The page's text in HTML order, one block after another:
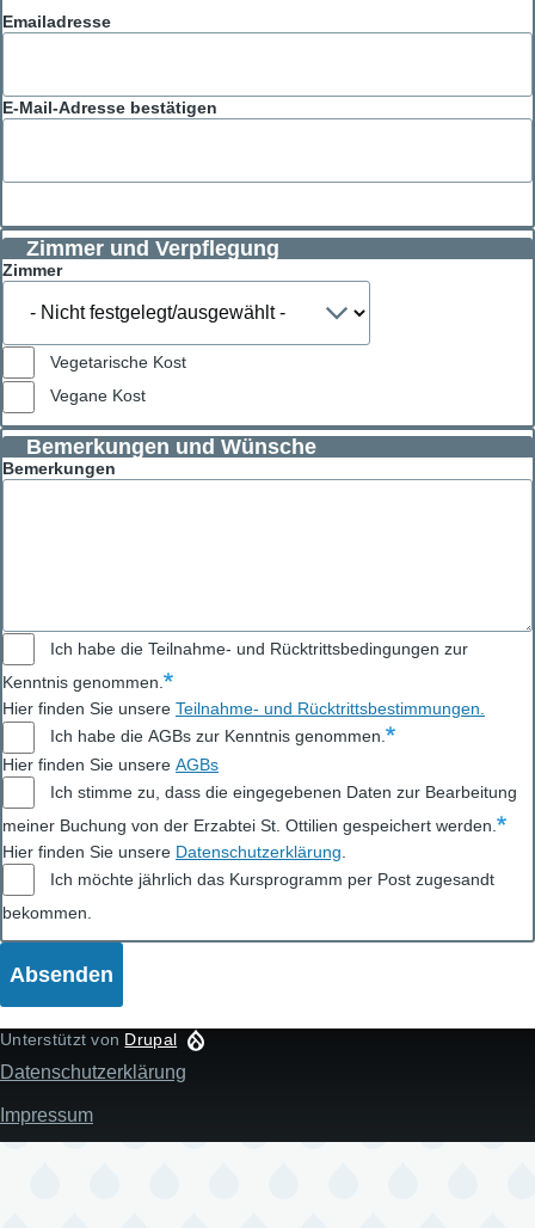
Emailadresse
Emailadresse
E-Mail-Adresse bestätigen
Zimmer und Verpflegung
Zimmer
Vegetarische Kost
Vegane Kost
Bemerkungen und Wünsche
Bemerkungen
Ich habe die Teilnahme- und Rücktrittsbedingungen zur
Kenntnis genommen.
Hier finden Sie unsere Teilnahme- und Rücktrittsbestimmungen.
Ich habe die AGBs zur Kenntnis genommen.
Hier finden Sie unsere AGBs
Ich stimme zu, dass die eingegebenen Daten zur Bearbeitung
meiner Buchung von der Erzabtei St. Ottilien gespeichert werden.
Hier finden Sie unsere Datenschutzerklärung
Ich möchte jährlich das Kursprogramm per Post zugesandt
bekommen.
Unterstützt von Drupal
Fußzeile
Datenschutzerklärung
Impressum